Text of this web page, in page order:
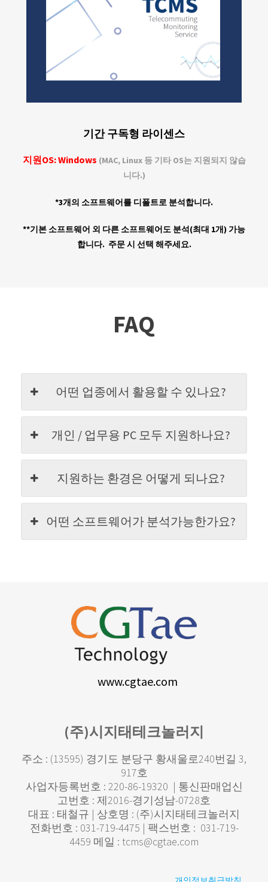
기간 구독형 라이센스
지원OS:Windows (MAC, Linux등 기타 OS는 지원되지 않습
니다.)
*3개의 소프트웨어를 디폴트로 분석합니다.
**기본 소프트웨어 외 다른 소프트웨어도 분석(최대 1개) 가능
합니다. 주문 시 선택 해주세요.
FAQ
어떤 업종에서 활용할 수 있나요?
개인 / 업무용 PC 모두 지원하나요?
지원하는 환경은 어떻게 되나요?
어떤 소프트웨어가 분석가능한가요?
www.cgtae.com
(주)시지태테크놀러지
주소 : (13595) 경기도 분당구 황새울로240번길 3,
917호
사업자등록번호 : 220-86-19320 | 통신판매업신
고번호 : 제2016-경기성남-0728호
대표 : 태철규 | 상호명 : (주)시지태테크놀러지
전화번호 : 031-719-4475 | 팩스번호 : 031-719-
4459 메일 : tcms@cgtae.com